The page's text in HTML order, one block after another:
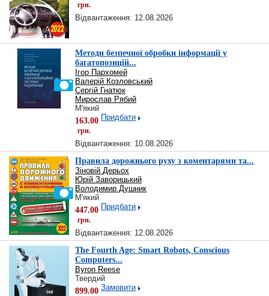
грн.
Відвантаження: 12.08.2026
Методи безпечної обробки інформації у
багатопозицій...
Ігор Пархомей
Валерій Козловський
Сергій Гнатюк
Мирослав Рябий
М'який
163.00
грн.
Придбати
Відвантаження: 10.08.2026
Правила дорожнього руху з коментарями та...
Зіновій Дерьох
Юрій Заворицький
Володимир Душник
М'який
447.00
грн.
Придбати
Відвантаження: 12.08.2026
The Fourth Age: Smart Robots, Conscious
Computers...
Byron Reese
Твердий
899.00 Замовити